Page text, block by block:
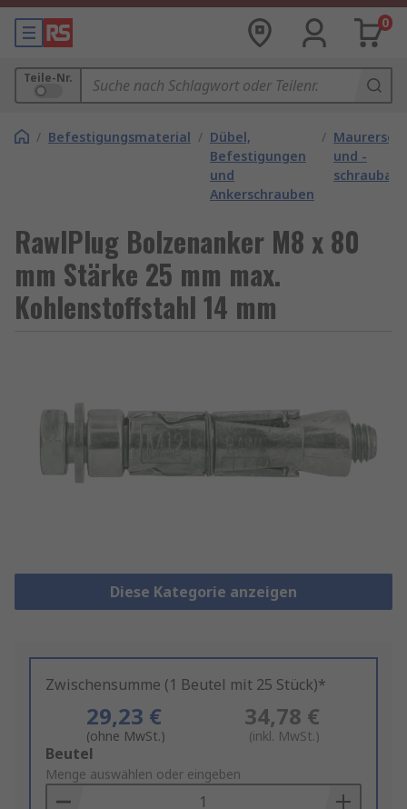
0
Teile-Nr.
/ Befestigungsmaterial / Dübel,
Befestigungen
und
Ankerschrauben
/
und -
RawlPlug Bolzenanker M8 x 80
mm Stärke 25 mm max.
Kohlenstoffstahl 14 mm
Diese Kategorie anzeigen
Zwischensumme (1 Beutel mit 25 Stück)*
29,23 €
(ohne MwSt.)
34,78 €
(inkl. MwSt.)
Add
to
Basket
Beutel
Menge auswählen oder eingeben